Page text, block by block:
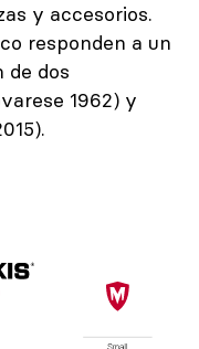
y accesorios.
responden a un
de dos
1962) y